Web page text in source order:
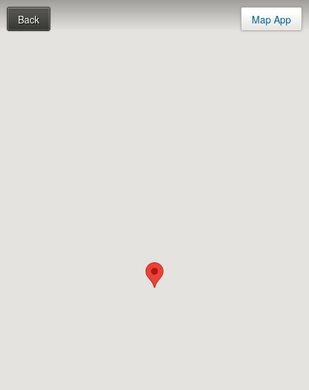
Back Map App